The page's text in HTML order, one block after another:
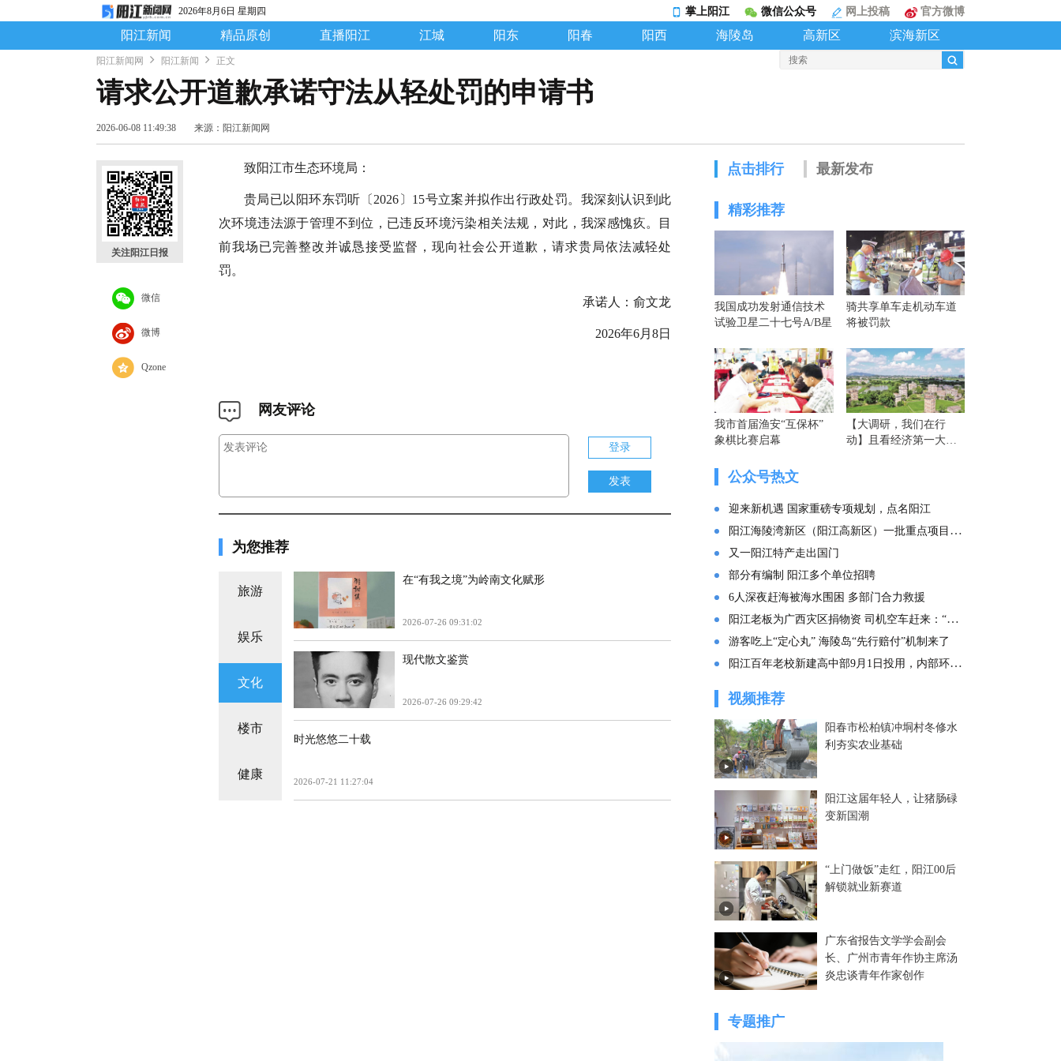
2026年8月6日 星期四 掌上阳江 微信公众号 网上投稿 官方微博
阳江新闻 精品原创 直播阳江 江城 阳东 阳春 阳西 海陵岛 高新区 滨海新区
阳江新闻网 阳江新闻 正文
请求公开道歉承诺守法从轻处罚的申请书
2026-06-08 11:49:38 来源：阳江新闻网
关注阳江日报
微信
微博
Qzone
致阳江市生态环境局：
贵局已以阳环东罚听〔2026〕15号立案并拟作出行政处罚。我深刻认识到此
次环境违法源于管理不到位，已违反环境污染相关法规，对此，我深感愧疚。目
前我场已完善整改并诚恳接受监督，现向社会公开道歉，请求贵局依法减轻处
罚。
承诺人：俞文龙
2026年6月8日
网友评论
登录
发表
为您推荐
旅游
娱乐
文化
楼市
健康
在“有我之境”为岭南文化赋形
2026-07-26 09:31:02
现代散文鉴赏
2026-07-26 09:29:42
时光悠悠二十载
2026-07-21 11:27:04
点击排行 最新发布
精彩推荐
我国成功发射通信技术
试验卫星二十七号A/B星
骑共享单车走机动车道
将被罚款
我市首届渔安“互保杯”
象棋比赛启幕
【大调研，我们在行
动】且看经济第一大省
公众号热文
迎来新机遇 国家重磅专项规划，点名阳江
阳江海陵湾新区（阳江高新区）一批重点项目集中投产
又一阳江特产走出国门
部分有编制 阳江多个单位招聘
6人深夜赶海被海水围困 多部门合力救援
阳江老板为广西灾区捐物资 司机空车赶来：“免费拉！”
游客吃上“定心丸” 海陵岛“先行赔付”机制来了
阳江百年老校新建高中部9月1日投用，内部环境曝光
视频推荐
阳春市松柏镇冲垌村冬修水
利夯实农业基础
阳江这届年轻人，让猪肠碌
变新国潮
“上门做饭”走红，阳江00后
解锁就业新赛道
广东省报告文学学会副会
长、广州市青年作协主席汤
炎忠谈青年作家创作
专题推广